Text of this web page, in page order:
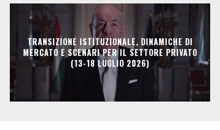
TRANSIZIONE ISTITUZIONALE, DINAMICHE DI
MERCATO E SCENARI PER IL SETTORE PRIVATO
(13-18 LUGLIO 2026)